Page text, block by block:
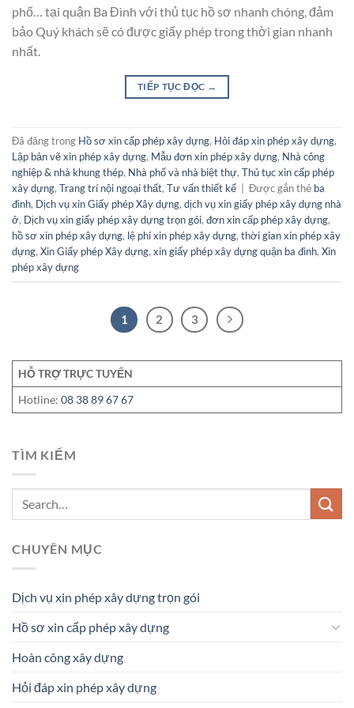
phố… tại quận Ba Đình với thủ tục hồ sơ nhanh chóng, đảm
bảo Quý khách sẽ có được giấy phép trong thời gian nhanh
nhất.
TIẾP TỤC ĐỌC →
Đã đăng trong Hồ sơ xin cấp phép xây dựng, Hỏi đáp xin phép xây dựng,
Lập bản vẽ xin phép xây dựng, Mẫu đơn xin phép xây dựng, Nhà công
nghiệp & nhà khung thép, Nhà phố và nhà biệt thự, Thủ tục xin cấp phép
xây dựng, Trang trí nội ngoại thất, Tư vấn thiết kế Được gắn thẻ ba
đình, Dịch vụ xin Giấy phép Xây dựng, dịch vụ xin giấy phép xây dựng nhà
ở, Dịch vụ xin giấy phép xây dựng trọn gói, đơn xin cấp phép xây dựng,
hồ sơ xin phép xây dựng, lệ phí xin phép xây dựng, thời gian xin phép xây
dựng, Xin Giấy phép Xây dựng, xin giấy phép xây dựng quận ba đình, Xin
phép xây dựng
1 2 3
HỖ TRỢ TRỰC TUYẾN
Hotline:08 38 89 67 67
TÌM KIẾM
CHUYÊN MỤC
Dịch vụ xin phép xây dựng trọn gói
Hồ sơ xin cấp phép xây dựng
Hoàn công xây dựng
Hỏi đáp xin phép xây dựng